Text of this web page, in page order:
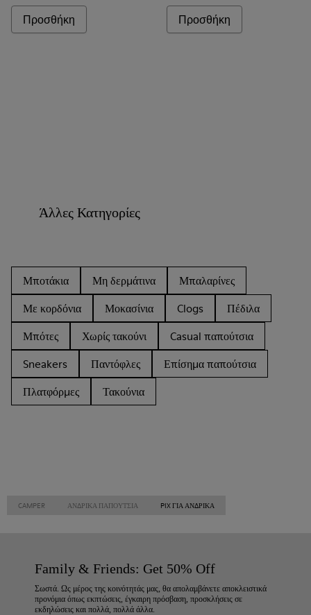
Προσθήκη Προσθήκη
Άλλες Κατηγορίες
Μποτάκια Μη δερμάτινα
Μπαλαρίνες
Με κορδόνια
Μοκασίνια Clogs
Πέδιλα
Μπότες
Χωρίς τακούνι
Casual παπούτσια
Sneakers
Παντόφλες
Επίσημα παπούτσια
Πλατφόρμες
Τακούνια
CAMPER ΑΝΔΡΙΚΑ ΠΑΠΟΎΤΣΙΑ PIX ΓΙΑ ΑΝΔΡΙΚΑ
Family & Friends: Get 50% Off
Σωστά. Ως μέρος της κοινότητάς μας, θα απολαμβάνετε αποκλειστικά
προνόμια όπως εκπτώσεις, έγκαιρη πρόσβαση, προσκλήσεις σε
εκδηλώσεις και πολλά, πολλά άλλα.